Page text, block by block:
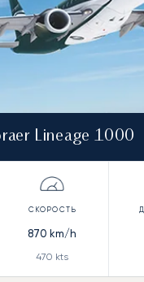
Lineage 1000
870 km/h
470 kts